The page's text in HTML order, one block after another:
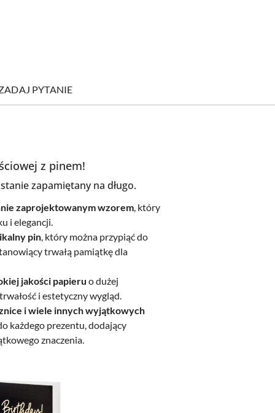
PYTANIE
z pinem!
zapamiętany na długo.
zaprojektowanym wzorem, który
i elegancji.
pin, który można przypiąć do
trwałą pamiątkę dla
jakości papieru o dużej
i estetyczny wygląd.
i wiele innych wyjątkowych
każdego prezentu, dodający
znaczenia.